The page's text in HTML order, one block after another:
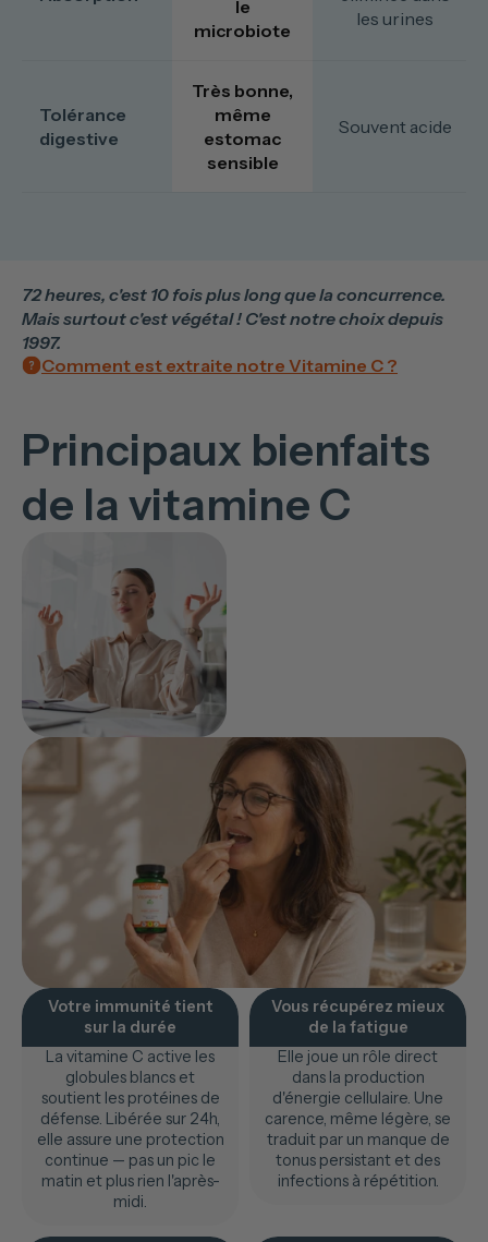
le
microbiote
les urines
Tolérance
digestive
Très bonne,
même
estomac
sensible
Souvent acide
72 heures, c'est 10 fois plus long que la concurrence.
Mais surtout c'est végétal ! C'est notre choix depuis
1997.
Comment est extraite notre Vitamine C ?
Principaux bienfaits
de la vitamine C
Votre immunité tient
sur la durée
La vitamine C active les
globules blancs et
soutient les protéines de
défense. Libérée sur 24h,
elle assure une protection
continue — pas un pic le
matin et plus rien l'après-
midi.
Vous récupérez mieux
de la fatigue
Elle joue un rôle direct
dans la production
d'énergie cellulaire. Une
carence, même légère, se
traduit par un manque de
tonus persistant et des
infections à répétition.